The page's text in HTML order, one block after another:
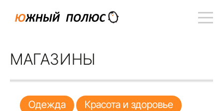
МАГАЗИНЫ
Одежда
Красота и здоровье